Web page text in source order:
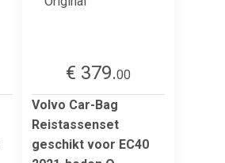
€ 379.00
Volvo Car-Bag
Reistassenset
geschikt voor EC40